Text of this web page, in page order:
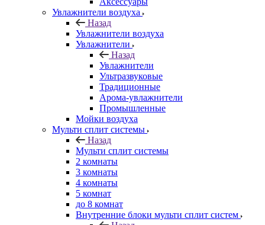
Увлажнители воздуха
Назад
Увлажнители воздуха
Увлажнители
Назад
Увлажнители
Ультразвуковые
Традиционные
Арома-увлажнители
Промышленные
Мойки воздуха
Мульти сплит системы
Назад
Мульти сплит системы
2 комнаты
3 комнаты
4 комнаты
5 комнат
до 8 комнат
Внутренние блоки мульти сплит систем